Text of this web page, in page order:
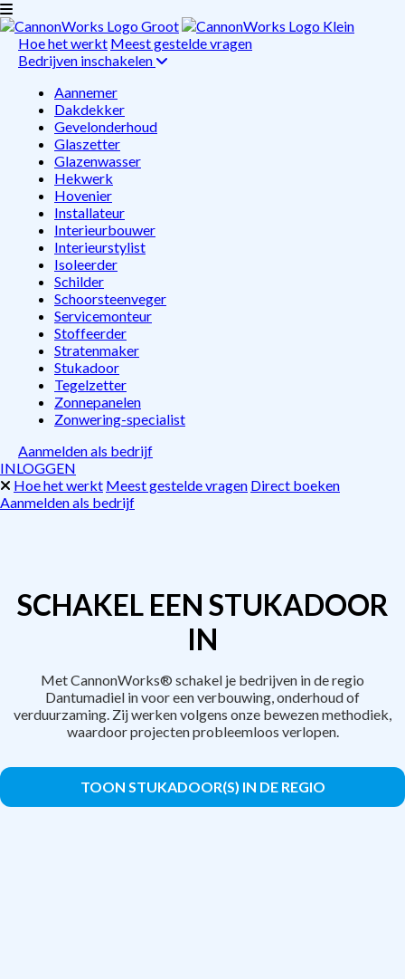
Hoe het werkt Meest gestelde vragen
Bedrijven inschakelen
Aannemer
Dakdekker
Gevelonderhoud
Glaszetter
Glazenwasser
Hekwerk
Hovenier
Installateur
Interieurbouwer
Interieurstylist
Isoleerder
Schilder
Schoorsteenveger
Servicemonteur
Stoffeerder
Stratenmaker
Stukadoor
Tegelzetter
Zonnepanelen
Zonwering-specialist
Aanmelden als bedrijf
INLOGGEN
Hoe het werkt Meest gestelde vragen Direct boeken
Aanmelden als bedrijf
SCHAKEL EEN STUKADOOR
IN
Met CannonWorks® schakel je bedrijven in de regio
Dantumadiel in voor een verbouwing, onderhoud of
verduurzaming. Zij werken volgens onze bewezen methodiek,
waardoor projecten probleemloos verlopen.
TOON STUKADOOR(S) IN DE REGIO